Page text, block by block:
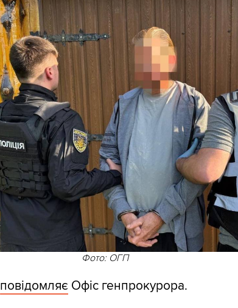
Фото: ОГП
повідомляє Офіс генпрокурора.